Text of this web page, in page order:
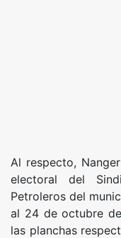
Al respecto,
electoral del
Petroleros del
al 24 de octubre
las planchas